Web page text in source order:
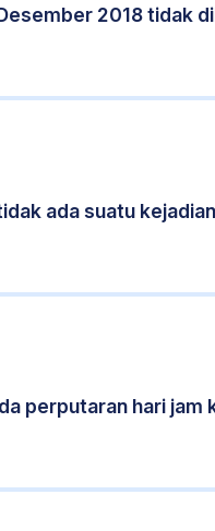
2018 tidak
ada suatu
perputaran hari jam